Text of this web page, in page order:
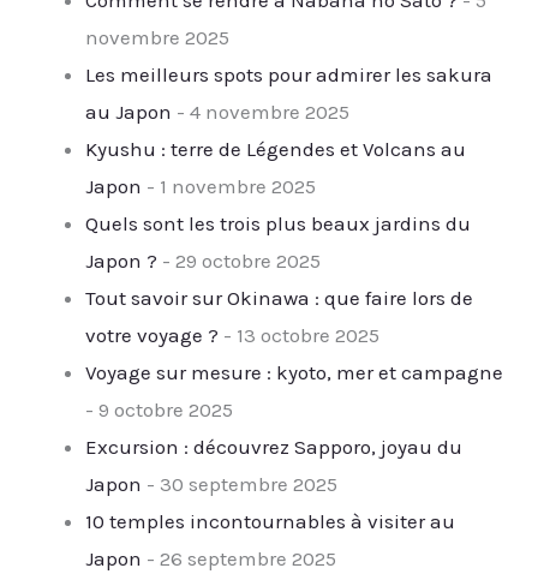
novembre 2025
Les meilleurs spots pour admirer les sakura
au Japon - 4 novembre 2025
Kyushu : terre de Légendes et Volcans au
Japon - 1 novembre 2025
Quels sont les trois plus beaux jardins du
Japon ? - 29 octobre 2025
Tout savoir sur Okinawa : que faire lors de
votre voyage ? - 13 octobre 2025
Voyage sur mesure : kyoto, mer et campagne
- 9 octobre 2025
Excursion : découvrez Sapporo, joyau du
Japon - 30 septembre 2025
10 temples incontournables à visiter au
Japon - 26 septembre 2025